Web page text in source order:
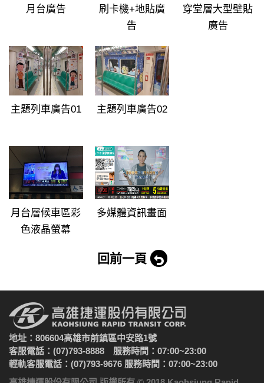
月台廣告
刷卡機+地貼廣
告
穿堂層大型壁貼
廣告
主題列車廣告01 主題列車廣告02
月台層候車區彩
色液晶螢幕
多媒體資訊畫面
回前一頁
地址：806604高雄市前鎮區中安路1號
客服電話：(07)793-8888 服務時間：07:00~23:00
輕軌客服電話：(07)793-9676 服務時間：07:00~23:00